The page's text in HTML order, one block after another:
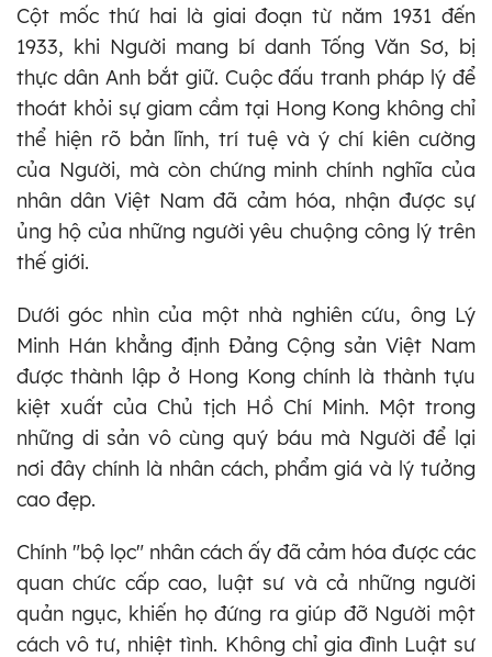
Cột mốc thứ hai là giai đoạn từ năm 1931 đến
1933, khi Người mang bí danh Tống Văn Sơ, bị
thực dân Anh bắt giữ. Cuộc đấu tranh pháp lý để
thoát khỏi sự giam cầm tại Hong Kong không chỉ
thể hiện rõ bản lĩnh, trí tuệ và ý chí kiên cường
của Người, mà còn chứng minh chính nghĩa của
nhân dân Việt Nam đã cảm hóa, nhận được sự
ủng hộ của những người yêu chuộng công lý trên
thế giới.
Dưới góc nhìn của một nhà nghiên cứu, ông Lý
Minh Hán khẳng định Đảng Cộng sản Việt Nam
được thành lập ở Hong Kong chính là thành tựu
kiệt xuất của Chủ tịch Hồ Chí Minh. Một trong
những di sản vô cùng quý báu mà Người để lại
nơi đây chính là nhân cách, phẩm giá và lý tưởng
cao đẹp.
Chính "bộ lọc" nhân cách ấy đã cảm hóa được các
quan chức cấp cao, luật sư và cả những người
quản ngục, khiến họ đứng ra giúp đỡ Người một
cách vô tư, nhiệt tình. Không chỉ gia đình Luật sư